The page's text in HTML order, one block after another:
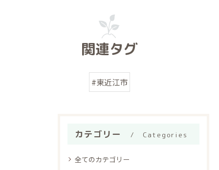
関連タグ
#東近江市
カテゴリー Categories
全てのカテゴリー